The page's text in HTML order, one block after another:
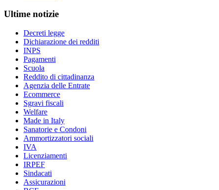
Ultime notizie
Decreti legge
Dichiarazione dei redditi
INPS
Pagamenti
Scuola
Reddito di cittadinanza
Agenzia delle Entrate
Ecommerce
Sgravi fiscali
Welfare
Made in Italy
Sanatorie e Condoni
Ammortizzatori sociali
IVA
Licenziamenti
IRPEF
Sindacati
Assicurazioni